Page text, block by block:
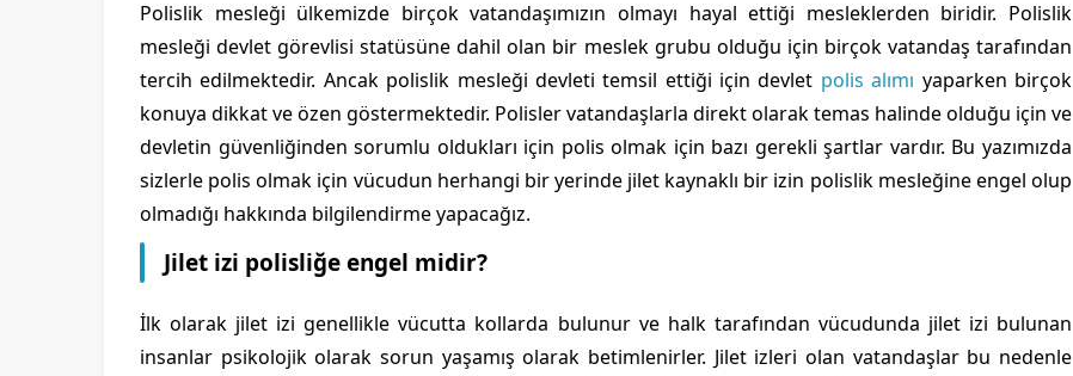
Polislik mesleği ülkemizde birçok vatandaşımızın olmayı hayal ettiği mesleklerden biridir. Polislik
mesleği devlet görevlisi statüsüne dahil olan bir meslek grubu olduğu için birçok vatandaş tarafından
tercih edilmektedir. Ancak polislik mesleği devleti temsil ettiği için devlet polis alımı yaparken birçok
konuya dikkat ve özen göstermektedir. Polisler vatandaşlarla direkt olarak temas halinde olduğu için ve
devletin güvenliğinden sorumlu oldukları için polis olmak için bazı gerekli şartlar vardır. Bu yazımızda
sizlerle polis olmak için vücudun herhangi bir yerinde jilet kaynaklı bir izin polislik mesleğine engel olup
olmadığı hakkında bilgilendirme yapacağız.
Jilet izi polisliğe engel midir?
İlk olarak jilet izi genellikle vücutta kollarda bulunur ve halk tarafından vücudunda jilet izi bulunan
insanlar psikolojik olarak sorun yaşamış olarak betimlenirler. Jilet izleri olan vatandaşlar bu nedenle